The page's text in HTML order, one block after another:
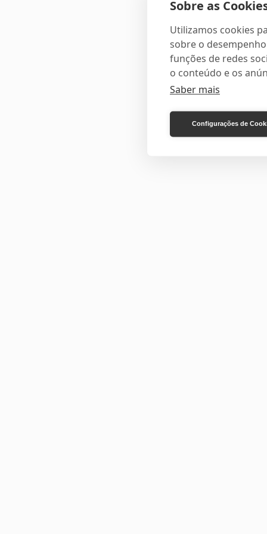
Sobre as
Utilizamos cookies
sobre o
funções de redes
o conteúdo e os
Saber mais
Configurações de